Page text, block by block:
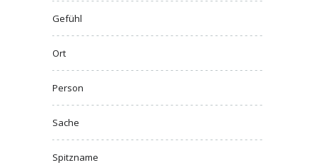
Gefühl
Ort
Person
Sache
Spitzname